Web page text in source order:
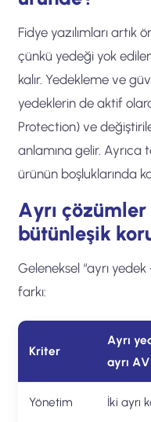
Fidye yazılımları artık
çünkü yedeği yok
kalır. Yedekleme ve
yedeklerin de aktif
Protection) ve
anlamına gelir. Ayrıca
ürünün boşluklarında
Ayrı
bütünleşik
Geleneksel “ayrı yedek
farkı:
Kriter
Ayrı
ayrı AV
Yönetim İki ayrı